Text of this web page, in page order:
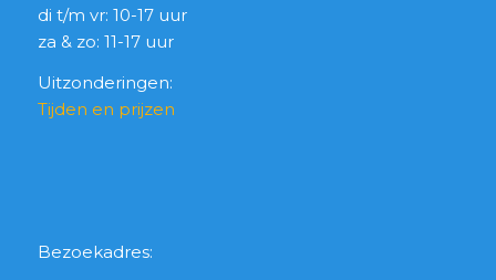
di t/m vr: 10-17 uur
za & zo: 11-17 uur
Uitzonderingen:
Tijden en prijzen
Bezoekadres: